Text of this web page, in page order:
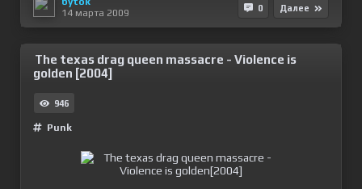
14 марта 2009
0 Далее
The texas drag queen massacre - Violence is
golden [2004]
946
Punk